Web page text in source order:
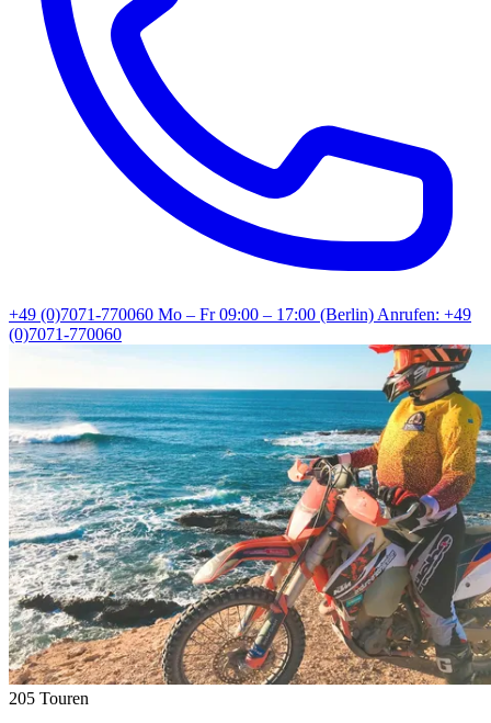
+49 (0)7071-770060 Mo – Fr 09:00 – 17:00 (Berlin)Anrufen: +49
(0)7071-770060
205 Touren